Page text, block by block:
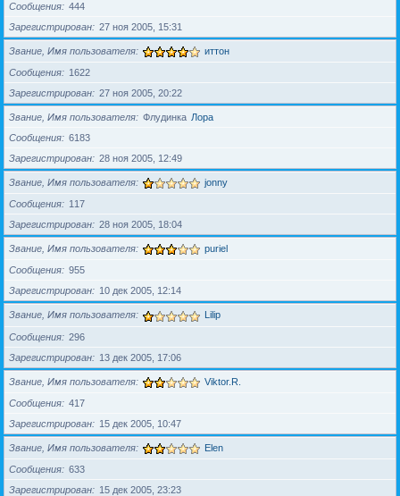
Сообщения
444
Зарегистрирован
27 ноя 2005, 15:31
Звание, Имя пользователя иттон
Сообщения
1622
Зарегистрирован
27 ноя 2005, 20:22
Звание, Имя пользователя Флудинка Лора
Сообщения
6183
Зарегистрирован
28 ноя 2005, 12:49
Звание, Имя пользователя jonny
Сообщения
117
Зарегистрирован
28 ноя 2005, 18:04
Звание, Имя пользователя puriel
Сообщения
955
Зарегистрирован
10 дек 2005, 12:14
Звание, Имя пользователя Lilip
Сообщения
296
Зарегистрирован
13 дек 2005, 17:06
Звание, Имя пользователя Viktor.R.
Сообщения
417
Зарегистрирован
15 дек 2005, 10:47
Звание, Имя пользователя Elen
Сообщения
633
Зарегистрирован
15 дек 2005, 23:23